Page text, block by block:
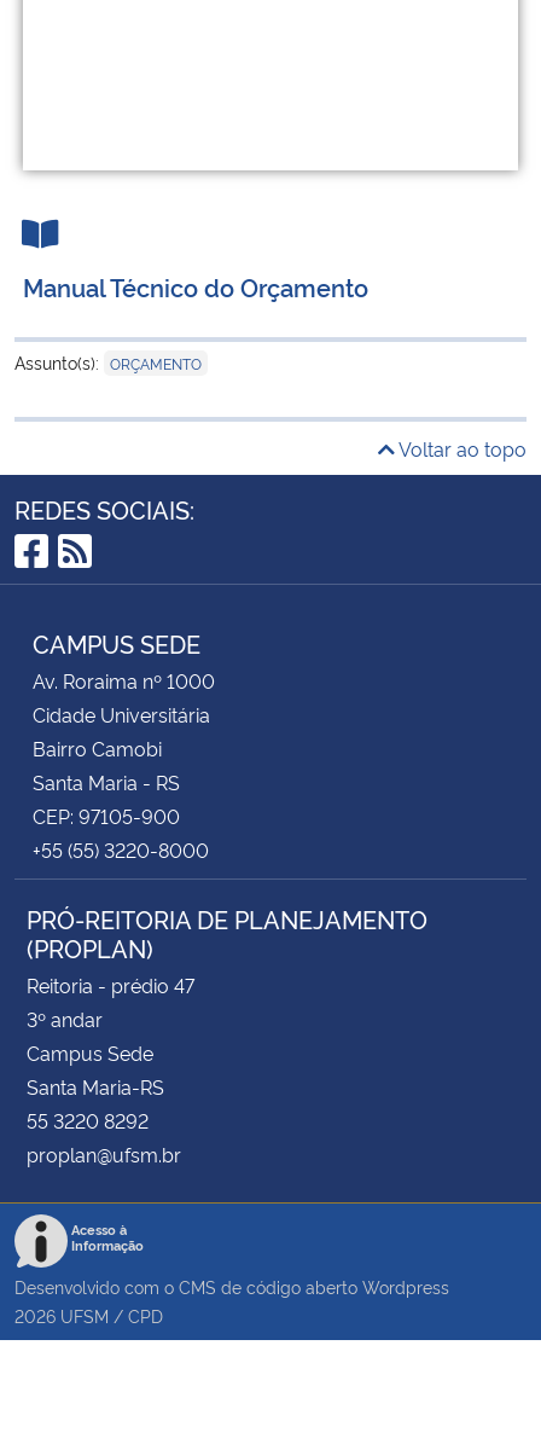
Manual Técnico do Orçamento
Assunto(s): ORÇAMENTO
Voltar ao topo
REDES SOCIAIS:
Facebook
RSS
CAMPUS SEDE
Av. Roraima nº 1000
Cidade Universitária
Bairro Camobi
Santa Maria - RS
CEP: 97105-900
+55 (55) 3220-8000
PRÓ-REITORIA DE PLANEJAMENTO
(PROPLAN)
Reitoria - prédio 47
3º andar
Campus Sede
Santa Maria-RS
55 3220 8292
proplan@ufsm.br
Acesso à
Informação
Desenvolvido com o CMS de código aberto Wordpress
2026 UFSM / CPD